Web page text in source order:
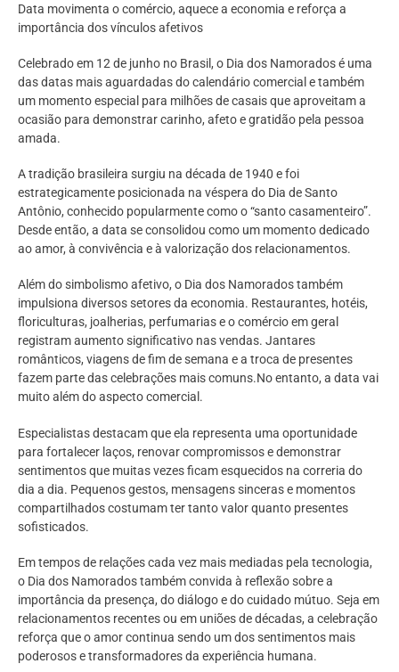
Data movimenta o comércio, aquece a economia e reforça a
importância dos vínculos afetivos
Celebrado em 12 de junho no Brasil, o Dia dos Namorados é uma
das datas mais aguardadas do calendário comercial e também
um momento especial para milhões de casais que aproveitam a
ocasião para demonstrar carinho, afeto e gratidão pela pessoa
amada.
A tradição brasileira surgiu na década de 1940 e foi
estrategicamente posicionada na véspera do Dia de Santo
Antônio, conhecido popularmente como o “santo casamenteiro”.
Desde então, a data se consolidou como um momento dedicado
ao amor, à convivência e à valorização dos relacionamentos.
Além do simbolismo afetivo, o Dia dos Namorados também
impulsiona diversos setores da economia. Restaurantes, hotéis,
floriculturas, joalherias, perfumarias e o comércio em geral
registram aumento significativo nas vendas. Jantares
românticos, viagens de fim de semana e a troca de presentes
fazem parte das celebrações mais comuns.No entanto, a data vai
muito além do aspecto comercial.
Especialistas destacam que ela representa uma oportunidade
para fortalecer laços, renovar compromissos e demonstrar
sentimentos que muitas vezes ficam esquecidos na correria do
dia a dia. Pequenos gestos, mensagens sinceras e momentos
compartilhados costumam ter tanto valor quanto presentes
sofisticados.
Em tempos de relações cada vez mais mediadas pela tecnologia,
o Dia dos Namorados também convida à reflexão sobre a
importância da presença, do diálogo e do cuidado mútuo. Seja em
relacionamentos recentes ou em uniões de décadas, a celebração
reforça que o amor continua sendo um dos sentimentos mais
poderosos e transformadores da experiência humana.